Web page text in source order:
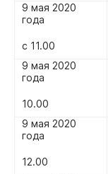
9 мая 2020
года
с 11.00
9 мая 2020
года
10.00
9 мая 2020
года
12.00